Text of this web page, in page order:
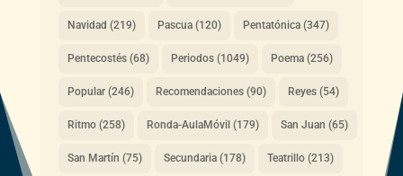
Navidad (219) Pascua(120) Pentatónica(347)
Pentecostés(68) Periodos(1049) Poema(256)
Popular(246) Recomendaciones(90) Reyes(54)
Ritmo(258) Ronda-AulaMóvil (179) San Juan (65)
San Martín (75) Secundaria(178) Teatrillo(213)